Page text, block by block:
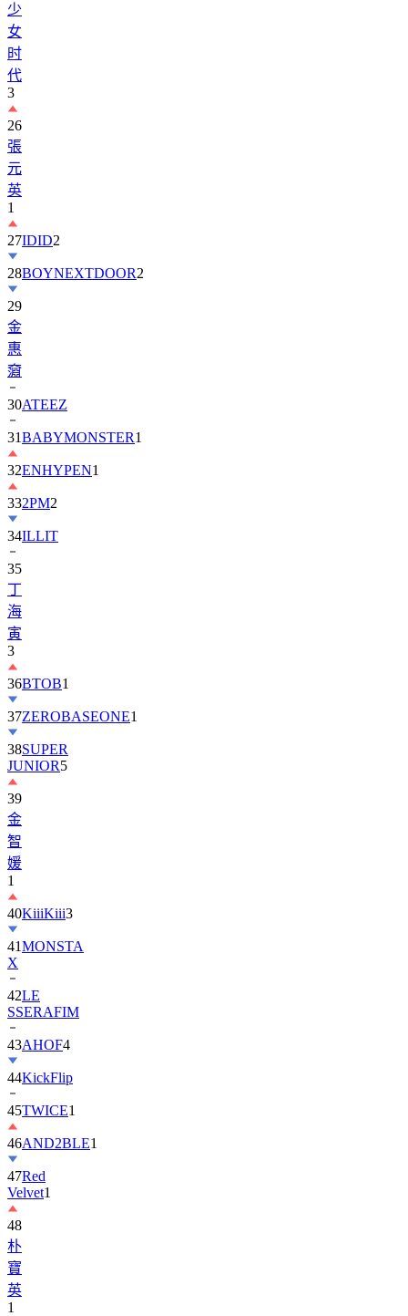
少
女
时
代
3
26
張
元
英
1
27IDID2
28BOYNEXTDOOR2
29
金
惠
奫
30ATEEZ
31BABYMONSTER1
32ENHYPEN1
332PM2
34ILLIT
35
丁
海
寅
3
36BTOB1
37ZEROBASEONE1
38SUPER
JUNIOR5
39
金
智
媛
1
40KiiiKiii3
41MONSTA
X
42LE
SSERAFIM
43AHOF4
44KickFlip
45TWICE1
46AND2BLE1
47Red
Velvet1
48
朴
寶
英
1